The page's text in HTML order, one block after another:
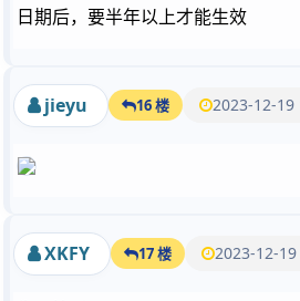
日期后，要半年以上才能生效
jieyu 16 楼 2023-12-19
XKFY 17 楼 2023-12-